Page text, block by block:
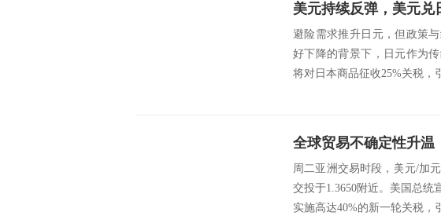
美元持续反弹，美元
避险需求推升日元，但政策
好下降的背景下，日元作为
将对日本商品征收25%关税，
全球贸易不确定性升温
周二亚洲交易时段，美元/加
交投于1.3650附近。美国总统
实施高达40%的新一轮关税，